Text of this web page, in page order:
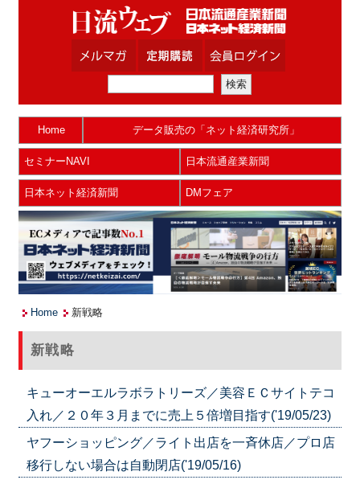
Home データ販売の「ネット経済研究所」
セミナーNAVI 日本流通産業新聞
日本ネット経済新聞 DMフェア
Home 新戦略
新戦略
キューオーエルラボラトリーズ／美容ＥＣサイトテコ
入れ／２０年３月までに売上５倍増目指す('19/05/23)
ヤフーショッピング／ライト出店を一斉休店／プロ店
移行しない場合は自動閉店('19/05/16)